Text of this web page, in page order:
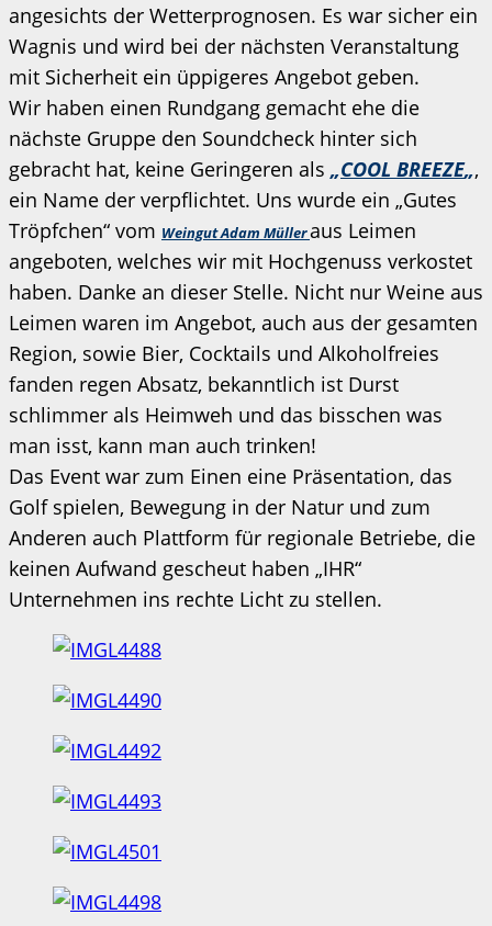
angesichts der Wetterprognosen. Es war sicher ein
Wagnis und wird bei der nächsten Veranstaltung
mit Sicherheit ein üppigeres Angebot geben.
Wir haben einen Rundgang gemacht ehe die
nächste Gruppe den Soundcheck hinter sich
gebracht hat, keine Geringeren als „COOL BREEZE„,
ein Name der verpflichtet. Uns wurde ein „Gutes
Tröpfchen“ vom Weingut Adam Mülleraus Leimen
angeboten, welches wir mit Hochgenuss verkostet
haben. Danke an dieser Stelle. Nicht nur Weine aus
Leimen waren im Angebot, auch aus der gesamten
Region, sowie Bier, Cocktails und Alkoholfreies
fanden regen Absatz, bekanntlich ist Durst
schlimmer als Heimweh und das bisschen was
man isst, kann man auch trinken!
Das Event war zum Einen eine Präsentation, das
Golf spielen, Bewegung in der Natur und zum
Anderen auch Plattform für regionale Betriebe, die
keinen Aufwand gescheut haben „IHR“
Unternehmen ins rechte Licht zu stellen.